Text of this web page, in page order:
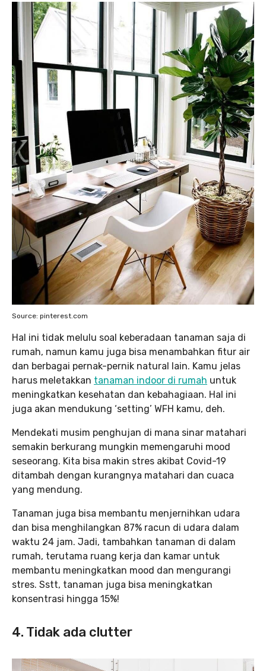
Source: pinterest.com
Hal ini tidak melulu soal keberadaan tanaman saja di
rumah, namun kamu juga bisa menambahkan fitur air
dan berbagai pernak-pernik natural lain. Kamu jelas
harus meletakkan tanaman indoor di rumah untuk
meningkatkan kesehatan dan kebahagiaan. Hal ini
juga akan mendukung ‘setting’ WFH kamu, deh.
Mendekati musim penghujan di mana sinar matahari
semakin berkurang mungkin memengaruhi mood
seseorang. Kita bisa makin stres akibat Covid-19
ditambah dengan kurangnya matahari dan cuaca
yang mendung.
Tanaman juga bisa membantu menjernihkan udara
dan bisa menghilangkan 87% racun di udara dalam
waktu 24 jam. Jadi, tambahkan tanaman di dalam
rumah, terutama ruang kerja dan kamar untuk
membantu meningkatkan mood dan mengurangi
stres. Sstt, tanaman juga bisa meningkatkan
konsentrasi hingga 15%!
4. Tidak ada clutter